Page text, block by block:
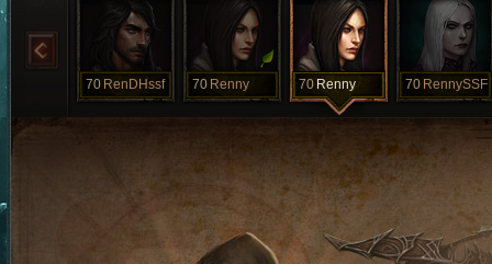
70 RenDHssf 70 Renny 70 Renny 70 RennySSF